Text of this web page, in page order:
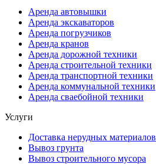
Аренда автовышки
Аренда экскаваторов
Аренда погрузчиков
Аренда кранов
Аренда дорожной техники
Аренда строительной техники
Аренда транспортной техники
Аренда коммунальной техники
Аренда сваебойной техники
Услуги
Доставка нерудных материалов
Вывоз грунта
Вывоз строительного мусора